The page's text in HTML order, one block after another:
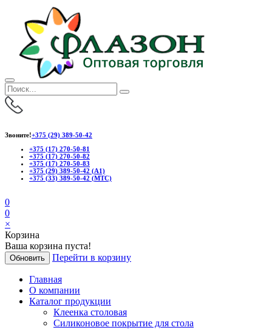
Звоните!+375 (29) 389-50-42
+375 (17) 270-50-81
+375 (17) 270-50-82
+375 (17) 270-50-83
+375 (29) 389-50-42 (А1)
+375 (33) 389-50-42 (МТС)
0
0
×
Корзина
Ваша корзина пуста!
Обновить Перейти в корзину
Главная
О компании
Каталог продукции
Клеенка столовая
Силиконовое покрытие для стола